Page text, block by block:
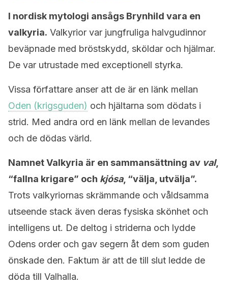
I nordisk mytologi ansågs Brynhild vara en
valkyria. Valkyrior var jungfruliga halvgudinnor
beväpnade med bröstskydd, sköldar och hjälmar.
De var utrustade med exceptionell styrka.
Vissa författare anser att de är en länk mellan
Oden (krigsguden) och hjältarna som dödats i
strid. Med andra ord en länk mellan de levandes
och de dödas värld.
Namnet Valkyria är en sammansättning av val,
“fallna krigare” och kjósa, “välja, utvälja”.
Trots valkyriornas skrämmande och våldsamma
utseende stack även deras fysiska skönhet och
intelligens ut. De deltog i striderna och lydde
Odens order och gav segern åt dem som guden
önskade den. Faktum är att de till slut ledde de
döda till Valhalla.